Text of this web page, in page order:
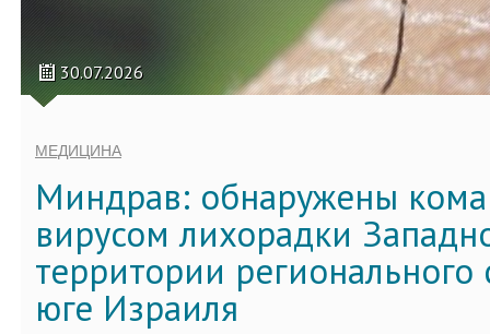
30.07.2026
МЕДИЦИНА
Миндрав: обнаружены
вирусом лихорадки
территории регионального
юге Израиля